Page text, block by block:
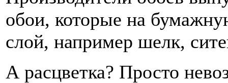
обои, которые на
слой, например шелк,
А расцветка? Просто